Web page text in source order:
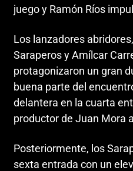
juego y Ramón Ríos
Los lanzadores
Saraperos y Amílcar
protagonizaron un gran
buena parte del
delantera en la cuarta
productor de Juan Mora
Posteriormente, los
sexta entrada con un